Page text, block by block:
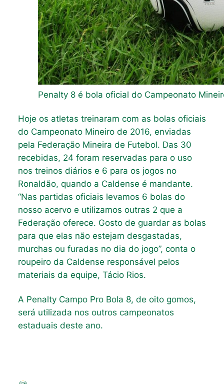
Penalty 8 é bola oficial do Campeonato
Hoje os atletas treinaram com as bolas oficiais
do Campeonato Mineiro de 2016, enviadas
pela Federação Mineira de Futebol. Das 30
recebidas, 24 foram reservadas para o uso
nos treinos diários e 6 para os jogos no
Ronaldão, quando a Caldense é mandante.
“Nas partidas oficiais levamos 6 bolas do
nosso acervo e utilizamos outras 2 que a
Federação oferece. Gosto de guardar as bolas
para que elas não estejam desgastadas,
murchas ou furadas no dia do jogo”, conta o
roupeiro da Caldense responsável pelos
materiais da equipe, Tácio Rios.
A Penalty Campo Pro Bola 8, de oito gomos,
será utilizada nos outros campeonatos
estaduais deste ano.